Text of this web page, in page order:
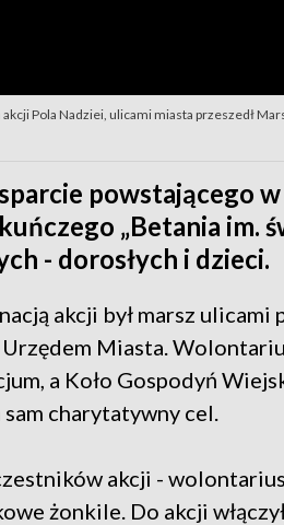
Pola Nadziei, ulicami miasta przeszedł
powstającego
„Betania im.
- dorosłych i dzieci.
akcji był marsz
Miasta.
a Koło Gospodyń
sam charytatywny cel.
akcji -
żonkile. Do akcji